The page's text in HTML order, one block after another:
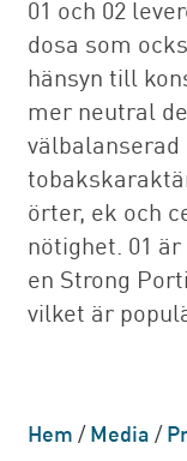
01 och 02
dosa som
hänsyn till
mer neutral
örter, ek och
nötighet. 01
en Strong
vilket är
Hem/Media/